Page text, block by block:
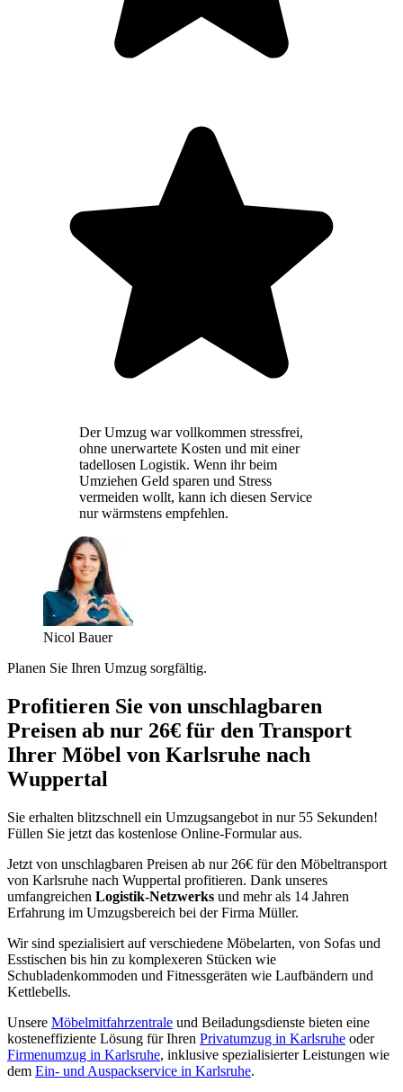
Der Umzug war vollkommen stressfrei,
ohne unerwartete Kosten und mit einer
tadellosen Logistik. Wenn ihr beim
Umziehen Geld sparen und Stress
vermeiden wollt, kann ich diesen Service
nur wärmstens empfehlen.
Nicol Bauer
Planen Sie Ihren Umzug sorgfältig.
Profitieren Sie von unschlagbaren
Preisen ab nur 26€ für den Transport
Ihrer Möbel von Karlsruhe nach
Wuppertal
Sie erhalten blitzschnell ein Umzugsangebot in nur 55 Sekunden!
Füllen Sie jetzt das kostenlose Online-Formular aus.
Jetzt von unschlagbaren Preisen ab nur 26€ für den Möbeltransport
von Karlsruhe nach Wuppertal profitieren. Dank unseres
umfangreichen Logistik-Netzwerks und mehr als 14 Jahren
Erfahrung im Umzugsbereich bei der Firma Müller.
Wir sind spezialisiert auf verschiedene Möbelarten, von Sofas und
Esstischen bis hin zu komplexeren Stücken wie
Schubladenkommoden und Fitnessgeräten wie Laufbändern und
Kettlebells.
Unsere Möbelmitfahrzentrale und Beiladungsdienste bieten eine
kosteneffiziente Lösung für Ihren Privatumzug in Karlsruhe oder
Firmenumzug in Karlsruhe, inklusive spezialisierter Leistungen wie
dem Ein- und Auspackservice in Karlsruhe.